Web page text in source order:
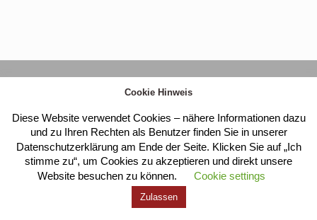
Kloster Heilig Kreuz |Impressum
Cookie Hinweis
Diese Website verwendet Cookies – nähere Informationen dazu
und zu Ihren Rechten als Benutzer finden Sie in unserer
Datenschutzerklärung am Ende der Seite. Klicken Sie auf „Ich
stimme zu“, um Cookies zu akzeptieren und direkt unsere
Website besuchen zu können.
Cookie settings
Zulassen